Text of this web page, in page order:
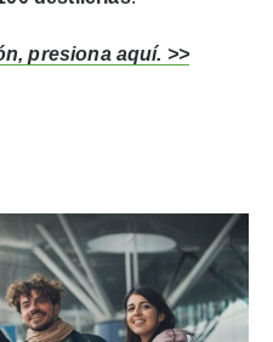
presiona aquí. >>